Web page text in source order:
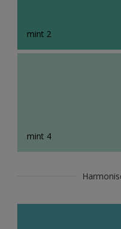
mint 2
mint 4